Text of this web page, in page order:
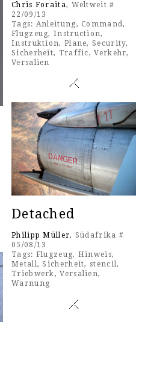
Chris Foraita, Weltweit #
22/09/13
Tags: Anleitung, Command,
Flugzeug,Instruction,
Instruktion, Plane,Security,
Sicherheit, Traffic,Verkehr,
Versalien
Detached
Philipp Müller, Südafrika #
05/08/13
Tags: Flugzeug, Hinweis,
Metall,Sicherheit,stencil,
Triebwerk,Versalien,
Warnung